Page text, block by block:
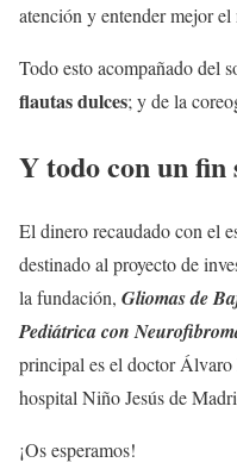
atención y entender mejor el
Todo esto acompañado del
flautas dulces; y de la
Y todo con un fin
El dinero recaudado con el
destinado al proyecto de
la fundación, Gliomas de
Pediátrica con
principal es el doctor
hospital Niño Jesús de
¡Os esperamos!